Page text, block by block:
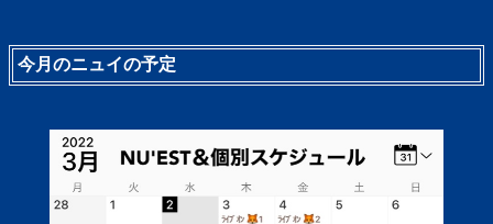
今月のニュイの予定